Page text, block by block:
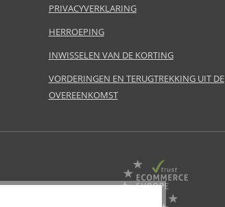
PRIVACYVERKLARING
HERROEPING
INWISSELEN VAN DE KORTING
VORDERINGEN EN TERUGTREKKING UIT DE
OVEREENKOMST